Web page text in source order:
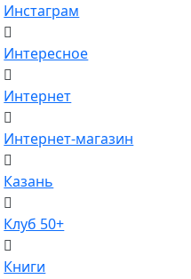
Инстаграм
Интересное
Интернет
Интернет-магазин
Казань
Клуб 50+
Книги